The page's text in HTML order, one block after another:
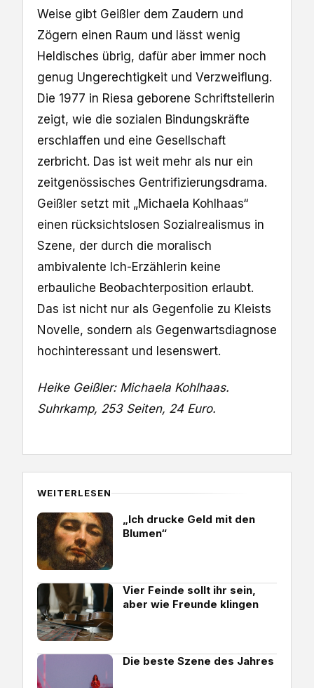
Weise gibt Geißler dem Zaudern und
Zögern einen Raum und lässt wenig
Heldisches übrig, dafür aber immer noch
genug Ungerechtigkeit und Verzweiflung.
Die 1977 in Riesa geborene Schriftstellerin
zeigt, wie die sozialen Bindungskräfte
erschlaffen und eine Gesellschaft
zerbricht. Das ist weit mehr als nur ein
zeitgenössisches Gentrifizierungsdrama.
Geißler setzt mit „Michaela Kohlhaas“
einen rücksichtslosen Sozialrealismus in
Szene, der durch die moralisch
ambivalente Ich-Erzählerin keine
erbauliche Beobachterposition erlaubt.
Das ist nicht nur als Gegenfolie zu Kleists
Novelle, sondern als Gegenwartsdiagnose
hochinteressant und lesenswert.
Heike Geißler: Michaela Kohlhaas.
Suhrkamp, 253 Seiten, 24 Euro.
WEITERLESEN
„Ich drucke Geld mit den
Blumen“
Vier Feinde sollt ihr sein,
aber wie Freunde klingen
Die beste Szene des Jahres